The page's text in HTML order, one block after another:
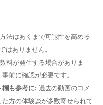
法はあくまで可能性を高める
はありません。
料が発生する場合がありま
前に確認が必要です。
欄も参考に: 過去の動画のコメ
方の体験談が多数寄せられて